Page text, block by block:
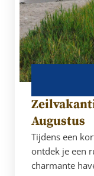
Augustus
Tijdens een
ontdek je een
charmante